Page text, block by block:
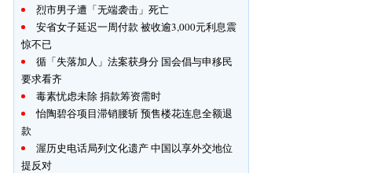
烈市男子遭「无端袭击」死亡
安省女子延迟一周付款 被收逾3,000元利息震
惊不已
循「失落加人」法案获身分 国会倡与申移民
要求看齐
毒素忧虑未除 捐款筹资需时
怡陶碧谷项目滞销腰斩 预售楼花连息全额退
款
渥历史电话局列文化遗产 中国以享外交地位
提反对